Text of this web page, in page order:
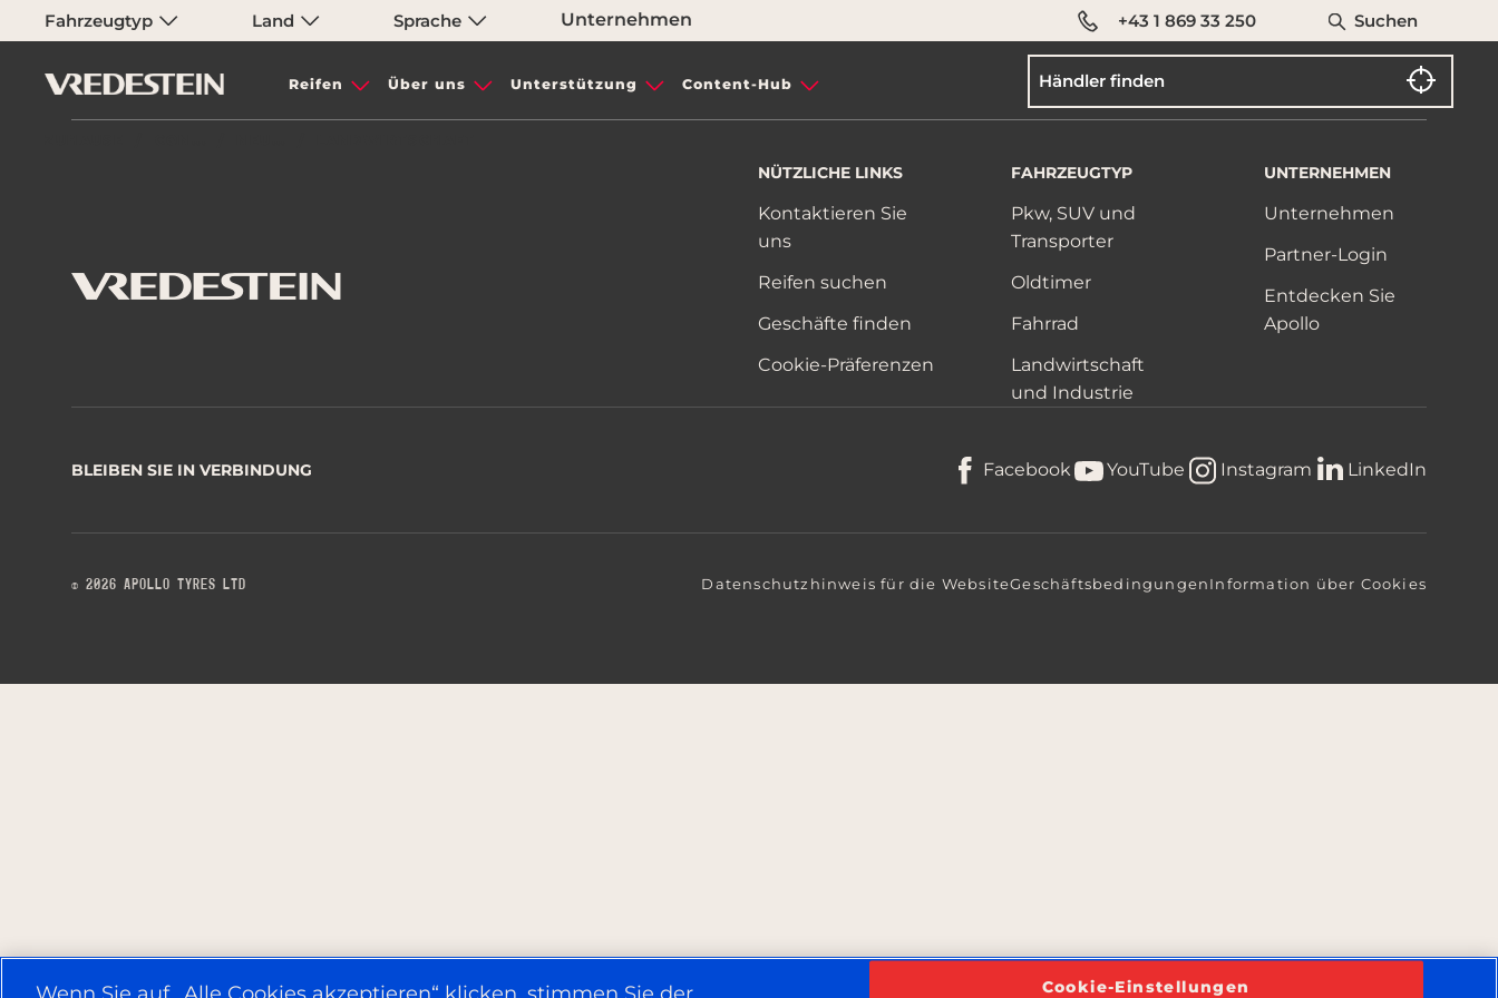
Fahrzeugtyp Land Sprache Unternehmen +43 1 869 33 250 Suchen
Reifen Über uns Unterstützung Content-Hub
NÜTZLICHE LINKS
Kontaktieren Sie
uns
Reifen suchen
Geschäfte finden
Cookie-Präferenzen
FAHRZEUGTYP
Pkw, SUV und
Transporter
Oldtimer
Fahrrad
Landwirtschaft
und Industrie
UNTERNEHMEN
Unternehmen
Partner-Login
Entdecken Sie
Apollo
BLEIBEN SIE IN VERBINDUNG Facebook YouTube Instagram LinkedIn
© 2026 APOLLO TYRES LTD Datenschutzhinweis für die WebsiteGeschäftsbedingungenInformation über Cookies
Cookie-Einstellungen